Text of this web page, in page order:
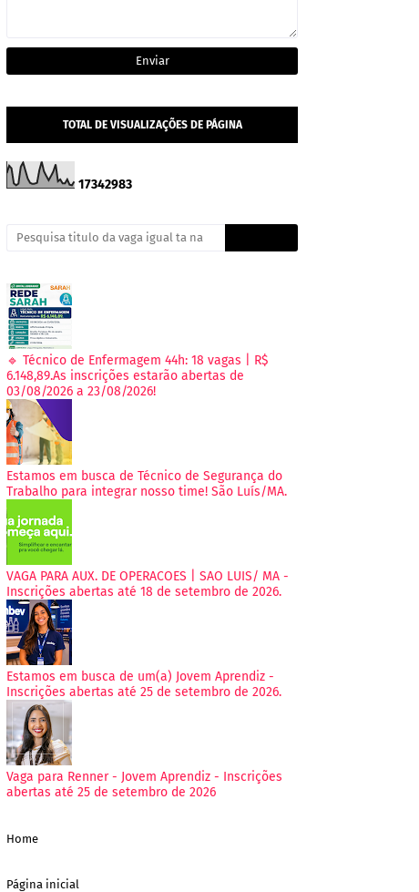
TOTAL DE VISUALIZAÇÕES DE PÁGINA
17342983
🔹 Técnico de Enfermagem 44h: 18 vagas | R$
6.148,89.As inscrições estarão abertas de
03/08/2026 a 23/08/2026!
Estamos em busca de Técnico de Segurança do
Trabalho para integrar nosso time! São Luís/MA.
VAGA PARA AUX. DE OPERACOES | SAO LUIS/ MA -
Inscrições abertas até 18 de setembro de 2026.
Estamos em busca de um(a) Jovem Aprendiz -
Inscrições abertas até 25 de setembro de 2026.
Vaga para Renner - Jovem Aprendiz - Inscrições
abertas até 25 de setembro de 2026
Home
Página inicial